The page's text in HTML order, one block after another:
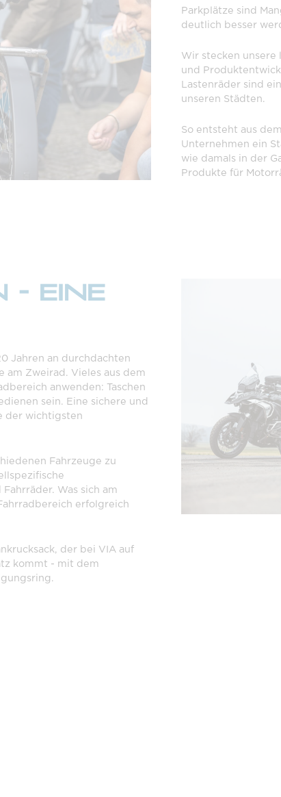
Parkplätze sind
deutlich besser
Wir stecken unsere
und
Lastenräder sind
unseren Städten.
So entsteht aus
Unternehmen ein
wie damals in der
Produkte für
- EINE
Jahren an durchdachten
am Zweirad. Vieles aus dem
anwenden: Taschen
sein. Eine sichere und
der wichtigsten
Fahrzeuge zu
Was sich am
erfolgreich
der bei VIA auf
kommt - mit dem